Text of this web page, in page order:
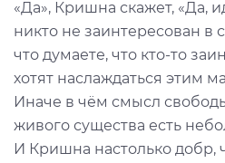
«Да», Кришна скажет, «Да,
никто не заинтересован
что думаете, что кто-то
хотят наслаждаться этим
Иначе в чём смысл
живого существа есть
И Кришна настолько добр,